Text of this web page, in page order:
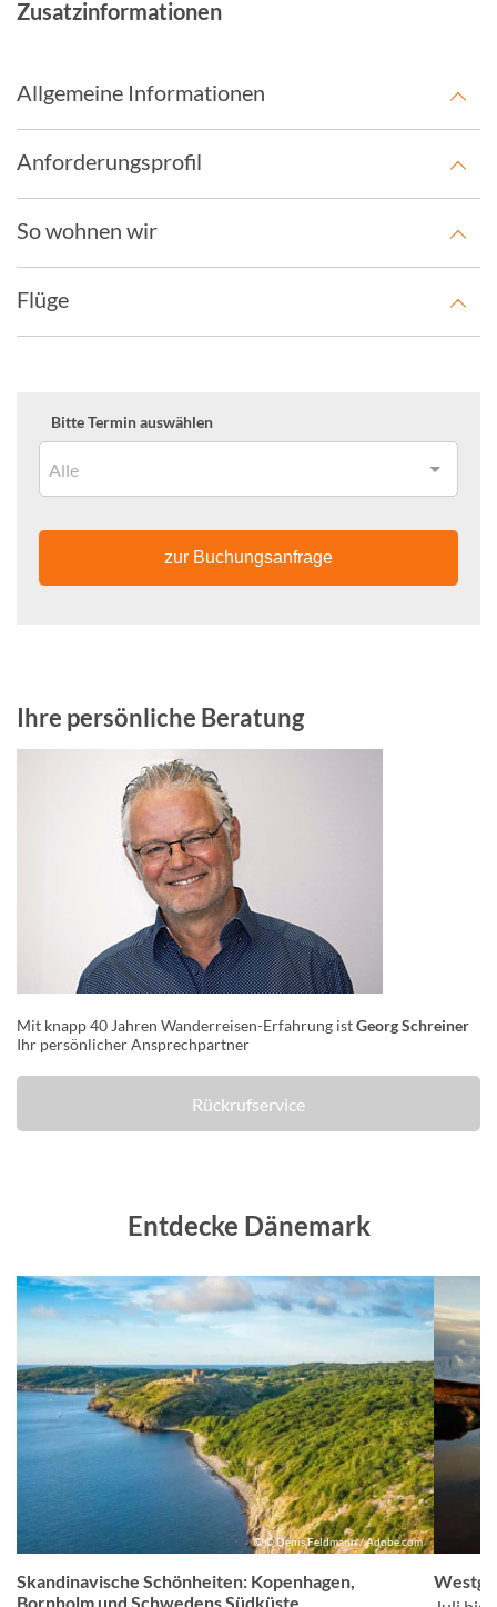
Zusatzinformationen
Allgemeine Informationen
Anforderungsprofil
So wohnen wir
Flüge
Bitte Termin auswählen
Alle
zur Buchungsanfrage
Ihre persönliche Beratung
Mit knapp 40 Jahren Wanderreisen-Erfahrung istGeorg Schreiner
Ihr persönlicher Ansprechpartner
Rückrufservice
Entdecke Dänemark
© © Denis Feldmann / Adobe.com
Skandinavische Schönheiten: Kopenhagen,
Bornholm und Schwedens Südküste